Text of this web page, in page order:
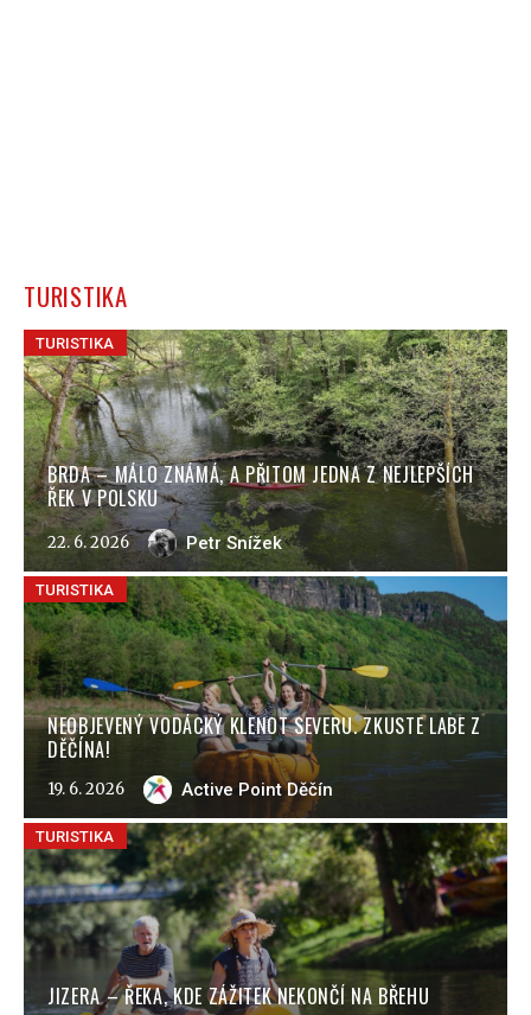
TURISTIKA
TURISTIKA
BRDA – MÁLO ZNÁMÁ, A PŘITOM JEDNA Z NEJLEPŠÍCH
ŘEK V POLSKU
22. 6. 2026 Petr Snížek
TURISTIKA
NEOBJEVENÝ VODÁCKÝ KLENOT SEVERU. ZKUSTE LABE Z
DĚČÍNA!
19. 6. 2026 Active Point Děčín
TURISTIKA
JIZERA – ŘEKA, KDE ZÁŽITEK NEKONČÍ NA BŘEHU